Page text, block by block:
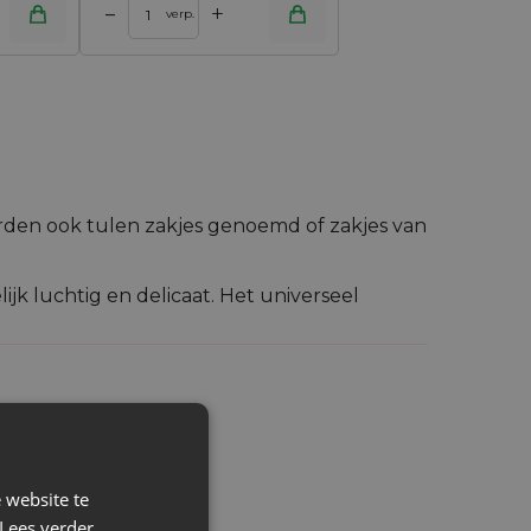
– verp. +
ook tulen zakjes genoemd of zakjes van
luchtig en delicaat. Het universeel
website te